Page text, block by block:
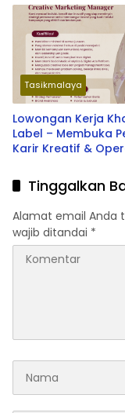
Tasikmalaya
Lowongan Kerja
Label – Membuka
Karir Kreatif &
Tinggalkan
Alamat email Anda
wajib ditandai *